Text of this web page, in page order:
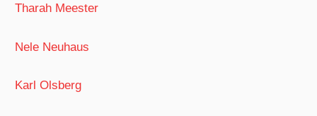
Tharah Meester
Nele Neuhaus
Karl Olsberg